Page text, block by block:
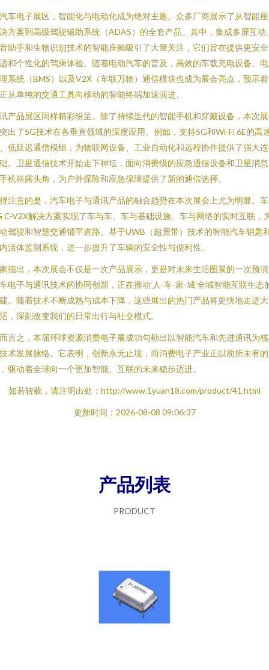
车电子展区，智能化与电动化成为绝对主题。众多厂商展示了从智能
方案到高级驾驶辅助系统（ADAS）的全套产品。其中，集成多屏互动
助手和生物识别技术的智能座舱吸引了大量关注，它们旨在提供更安
和个性化的驾乘体验。随着电动汽车的普及，高效的车载充电设备、
系统（BMS）以及V2X（车联万物）通信模块也成为展会亮点，预示
从单纯的交通工具向移动的智能终端加速演进。
产品展区同样精彩纷呈。除了持续迭代的智能手机和穿戴设备，本次
出了5G技术在各垂直领域的深度应用。例如，支持5G和Wi-Fi 6E的高
低延迟通信模组，为物联网设备、工业自动化和远程协作提供了强大
。卫星通信技术开始走下神坛，面向消费级的应急通信设备和卫星消
机崭露头角，为户外探险和应急保障提供了新的通信选择。
注意的是，汽车电子与通讯产品的融合趋势在本次展会上尤为明显。
C-V2X解决方案实现了车与车、车与基础设施、车与网络的实时互联，
驾驶和智慧交通铺平道路。基于UWB（超宽带）技术的智能汽车钥匙
活体监测系统，进一步提升了车辆的安全性与便利性。
指出，本次展会不仅是一次产品展示，更是对未来生活图景的一次预
电子与通讯技术的协同创新，正在推动‘人-车-家-城’全域智能互联生态
。随着技术不断成熟与成本下降，这些展出的热门产品将更快地走进
，深刻改变我们的日常出行与社交模式。
言之，本届环球资源消费电子展成功勾勒出以智能汽车和先进通讯为
术发展脉络。它表明，创新永无止境，而消费电子产业正以前所未有
驱动着全球向一个更加智能、互联的未来稳步迈进。
如若转载，请注明出处：http://www.1yuan18.com/product/41.html
更新时间：2026-08-08 09:06:37
产品列表
PRODUCT